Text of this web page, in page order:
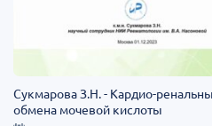
Сукмарова З.Н. - Кардио-
обмена мочевой кислоты